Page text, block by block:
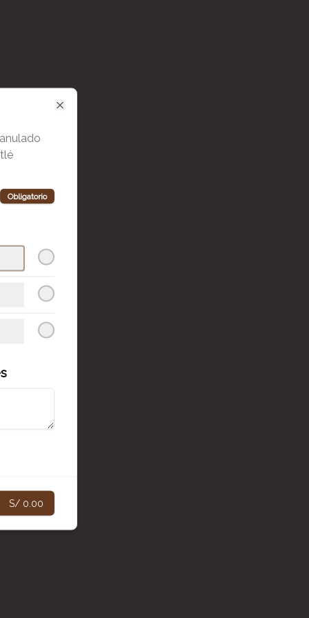
Obligatorio
S/ 0.00